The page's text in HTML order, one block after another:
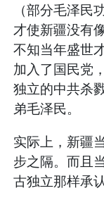
（部分毛泽民
才使新疆没有
不知当年盛世
加入了国民党
独立的中共杀
弟毛泽民。
实际上，新疆
步之隔。而且
古独立那样承